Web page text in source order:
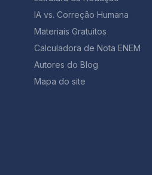
IA vs. Correção Humana
Materiais Gratuitos
Calculadora de Nota ENEM
Autores do Blog
Mapa do site